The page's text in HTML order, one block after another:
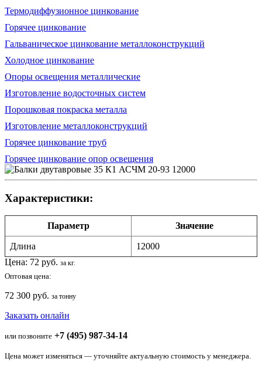
Термодиффузионное цинкование
Горячее цинкование
Гальваническое цинкование металлоконструкций
Холодное цинкование
Опоры освещения металлические
Изготовление водосточных систем
Порошковая покраска металла
Изготовление металлоконструкций
Горячее цинкование труб
Горячее цинкование опор освещения
Характеристики:
Параметр Значение
Длина
12000
Цена: 72 руб. за кг.
Оптовая цена:
72 300 руб. за тонну
Заказать онлайн
или позвоните +7 (495) 987-34-14
Цена может изменяться — уточняйте актуальную стоимость у менеджера.